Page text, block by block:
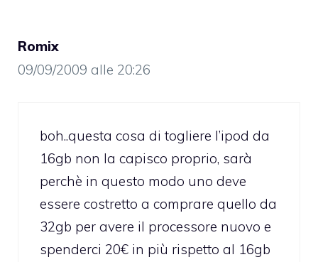
Romix
09/09/2009 alle 20:26
boh..questa cosa di togliere l’ipod da
16gb non la capisco proprio, sarà
perchè in questo modo uno deve
essere costretto a comprare quello da
32gb per avere il processore nuovo e
spenderci 20€ in più rispetto al 16gb